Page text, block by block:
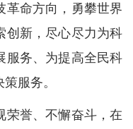
革命方向，勇攀世界
创新，尽心尽力为科
服务、为提高全民科
服务。
荣誉、不懈奋斗，在